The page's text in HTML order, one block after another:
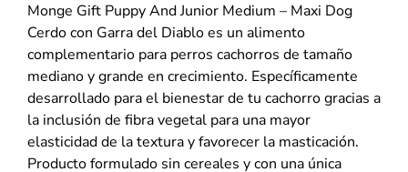
Monge Gift Puppy And Junior Medium – Maxi Dog
Cerdo con Garra del Diablo es un alimento
complementario para perros cachorros de tamaño
mediano y grande en crecimiento. Específicamente
desarrollado para el bienestar de tu cachorro gracias a
la inclusión de fibra vegetal para una mayor
elasticidad de la textura y favorecer la masticación.
Producto formulado sin cereales y con una única